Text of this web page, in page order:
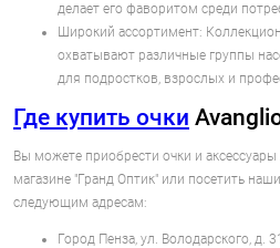
делает его фаворитом среди
Широкий ассортимент:
охватывают различные группы
для подростков, взрослых и
Где купить очки
Вы можете приобрести очки и
магазине "Гранд Оптик" или посетить наши
следующим адресам:
Город Пенза, ул. Володарского, д. 31